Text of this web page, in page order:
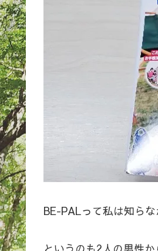
BE-PALって私は知ら